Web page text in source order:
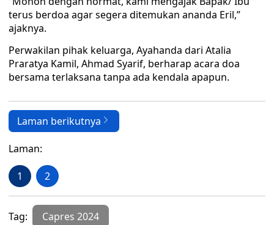
terus berdoa agar segera ditemukan ananda Eril,”
ajaknya.
Perwakilan pihak keluarga, Ayahanda dari Atalia
Praratya Kamil, Ahmad Syarif, berharap acara doa
bersama terlaksana tanpa ada kendala apapun.
Laman berikutnya
Laman:
1 2
Tag: Capres 2024